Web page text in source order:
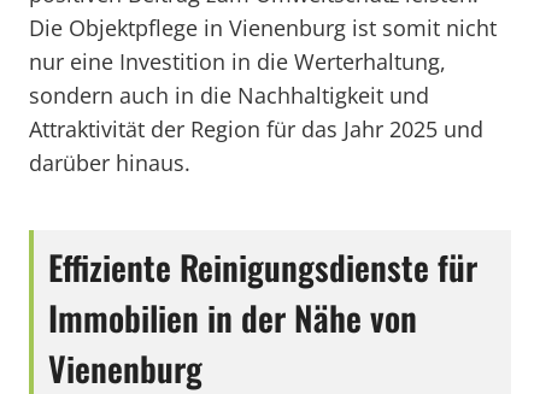
Die Objektpflege in Vienenburg ist somit nicht
nur eine Investition in die Werterhaltung,
sondern auch in die Nachhaltigkeit und
Attraktivität der Region für das Jahr 2025 und
darüber hinaus.
Effiziente Reinigungsdienste für
Immobilien in der Nähe von
Vienenburg